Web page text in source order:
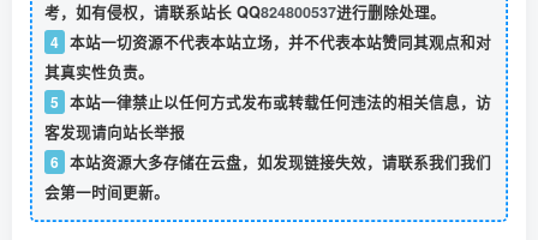
考，如有侵权，请联系站长 QQ824800537进行删除处理。
4 本站一切资源不代表本站立场，并不代表本站赞同其观点和对
其真实性负责。
5 本站一律禁止以任何方式发布或转载任何违法的相关信息，访
客发现请向站长举报
6 本站资源大多存储在云盘，如发现链接失效，请联系我们我们
会第一时间更新。